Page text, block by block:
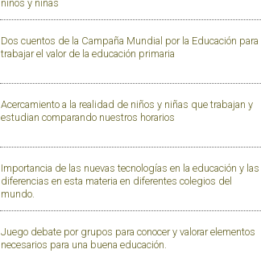
niños y niñas
Dos cuentos de la Campaña Mundial por la Educación para
trabajar el valor de la educación primaria
Acercamiento a la realidad de niños y niñas que trabajan y
estudian comparando nuestros horarios
Importancia de las nuevas tecnologías en la educación y las
diferencias en esta materia en diferentes colegios del
mundo.
Juego debate por grupos para conocer y valorar elementos
necesarios para una buena educación.